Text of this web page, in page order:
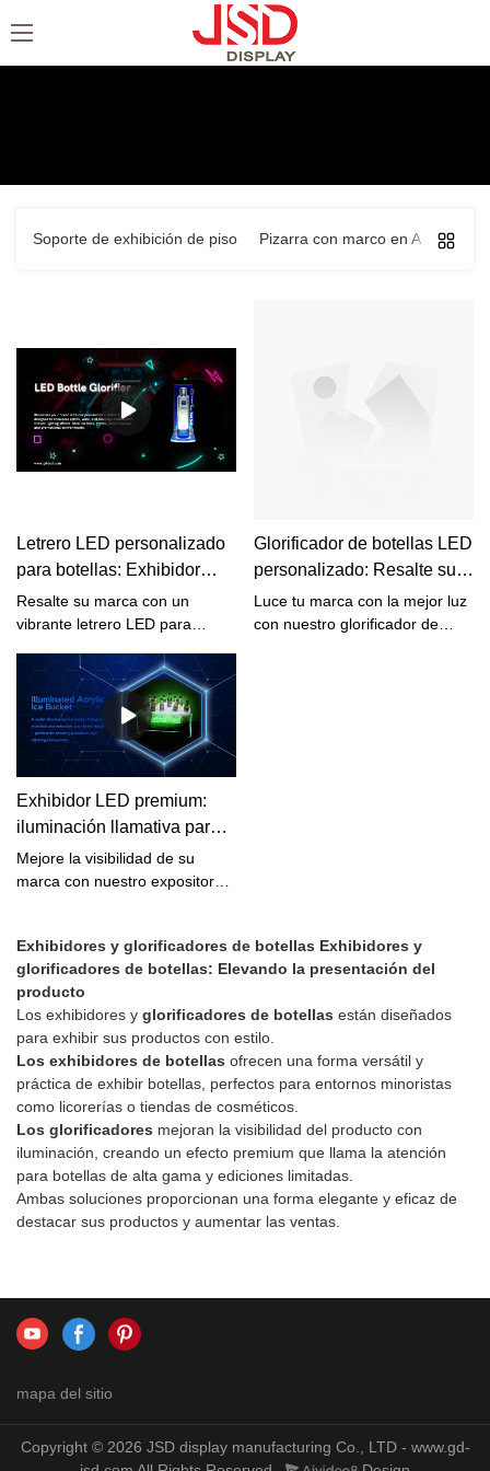
Soporte de exhibición de piso Pizarra con marco en A Titular
Exhibidores y glorificadores de botellas Exhibidores y
glorificadores de botellas: Elevando la presentación del
producto
Los exhibidores y glorificadores de botellas están diseñados
para exhibir sus productos con estilo.
Los exhibidores de botellas ofrecen una forma versátil y
práctica de exhibir botellas, perfectos para entornos minoristas
como licorerías o tiendas de cosméticos.
Los glorificadores mejoran la visibilidad del producto con
iluminación, creando un efecto premium que llama la atención
para botellas de alta gama y ediciones limitadas.
Ambas soluciones proporcionan una forma elegante y eficaz de
destacar sus productos y aumentar las ventas.
Letrero LED personalizado
para botellas: Exhibidor
iluminado para bares,
comercios y eventos
Resalte su marca con un
vibrante letrero LED para
bares, eventos o tiendas. Con
iluminación personalizable,
logotipo y batería recargable
opcional, este llamativo letrero
está diseñado para que su
noche.
Glorificador de botellas LED
personalizado: Resalte su
marca con una pantalla
iluminada
Luce tu marca con la mejor luz
con nuestro glorificador de
Exhibidor LED premium:
iluminación llamativa para
licores y bebidas
Mejore la visibilidad de su
marca con nuestro expositor
de licores y bebidas con una
iluminación vibrante, este
atractivo expositor es perfecto
para bares, discotecas,
restaurantes y eventos
promocionales.
mapa del sitio
Copyright © 2026 JSD display manufacturing Co., LTD - www.gd-